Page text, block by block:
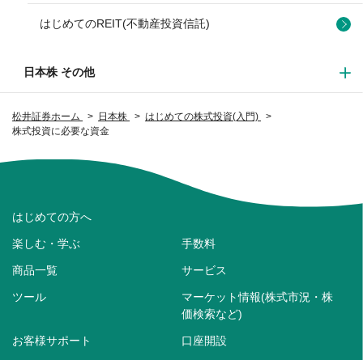
松井証券ホーム 日本株
はじめての株式投資(入門)
株式投資に必要な資金
はじめてのREIT(不動産投資信託)
日本株 その他
はじめての方へ
楽しむ・学ぶ 手数料
商品一覧 サービス
ツール
マーケット情報(株式市況・株
価検索など)
お客様サポート 口座開設